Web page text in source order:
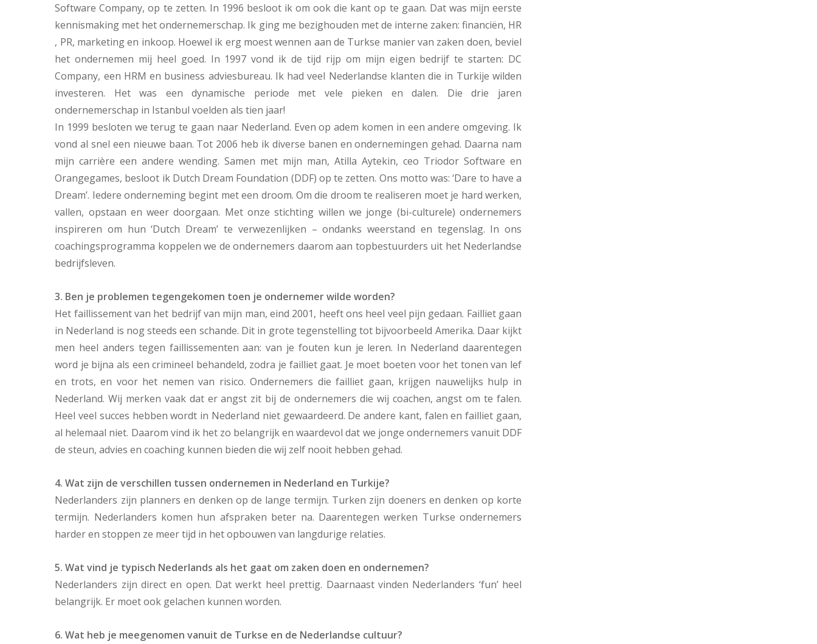
Software Company, op te zetten. In 1996 besloot ik om ook die kant op te gaan. Dat was mijn eerste
kennismaking met het ondernemerschap. Ik ging me bezighouden met de interne zaken: financiën, HR
, PR, marketing en inkoop. Hoewel ik erg moest wennen aan de Turkse manier van zaken doen, beviel
het ondernemen mij heel goed. In 1997 vond ik de tijd rijp om mijn eigen bedrijf te starten: DC
Company, een HRM en business adviesbureau. Ik had veel Nederlandse klanten die in Turkije wilden
investeren. Het was een dynamische periode met vele pieken en dalen. Die drie jaren
ondernemerschap in Istanbul voelden als tien jaar!
In 1999 besloten we terug te gaan naar Nederland. Even op adem komen in een andere omgeving. Ik
vond al snel een nieuwe baan. Tot 2006 heb ik diverse banen en ondernemingen gehad. Daarna nam
mijn carrière een andere wending. Samen met mijn man, Atilla Aytekin, ceo Triodor Software en
Orangegames, besloot ik Dutch Dream Foundation (DDF) op te zetten. Ons motto was: ‘Dare to have a
Dream’. Iedere onderneming begint met een droom. Om die droom te realiseren moet je hard werken,
vallen, opstaan en weer doorgaan. Met onze stichting willen we jonge (bi-culturele) ondernemers
inspireren om hun ‘Dutch Dream’ te verwezenlijken – ondanks weerstand en tegenslag. In ons
coachingsprogramma koppelen we de ondernemers daarom aan topbestuurders uit het Nederlandse
bedrijfsleven.
3. Ben je problemen tegengekomen toen je ondernemer wilde worden?
Het faillissement van het bedrijf van mijn man, eind 2001, heeft ons heel veel pijn gedaan. Failliet gaan
in Nederland is nog steeds een schande. Dit in grote tegenstelling tot bijvoorbeeld Amerika. Daar kijkt
men heel anders tegen faillissementen aan: van je fouten kun je leren. In Nederland daarentegen
word je bijna als een crimineel behandeld, zodra je failliet gaat. Je moet boeten voor het tonen van lef
en trots, en voor het nemen van risico. Ondernemers die failliet gaan, krijgen nauwelijks hulp in
Nederland. Wij merken vaak dat er angst zit bij de ondernemers die wij coachen, angst om te falen.
Heel veel succes hebben wordt in Nederland niet gewaardeerd. De andere kant, falen en failliet gaan,
al helemaal niet. Daarom vind ik het zo belangrijk en waardevol dat we jonge ondernemers vanuit DDF
de steun, advies en coaching kunnen bieden die wij zelf nooit hebben gehad.
4.Wat zijn de verschillen tussen ondernemen in Nederland en Turkije?
Nederlanders zijn planners en denken op de lange termijn. Turken zijn doeners en denken op korte
termijn. Nederlanders komen hun afspraken beter na. Daarentegen werken Turkse ondernemers
harder en stoppen ze meer tijd in het opbouwen van langdurige relaties.
5. Wat vind je typisch Nederlands als het gaat om zaken doen en ondernemen?
Nederlanders zijn direct en open. Dat werkt heel prettig. Daarnaast vinden Nederlanders ‘fun’ heel
belangrijk. Er moet ook gelachen kunnen worden.
6. Wat heb je meegenomen vanuit de Turkse en de Nederlandse cultuur?